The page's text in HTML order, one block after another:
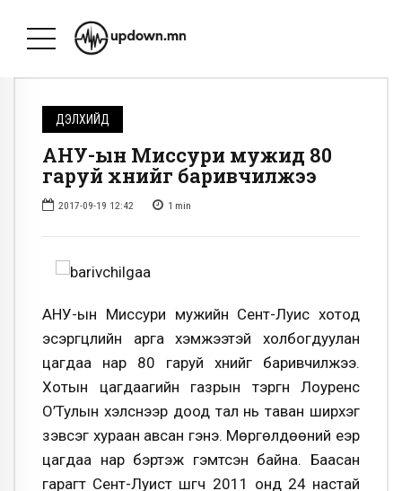
ДЭЛХИЙД
АНУ-ын Миссури мужид 80
гаруй хүнийг баривчилжээ
2017-09-19 12:42 1 min
АНУ-ын Миссури мужийн Сент-Луис хотод
эсэргүүцлийн арга хэмжээтэй холбогдуулан
цагдаа нар 80 гаруй хүнийг баривчилжээ.
Хотын цагдаагийн газрын тэргүүн Лоуренс
О’Тулын хэлснээр доод тал нь таван ширхэг
зэвсэг хураан авсан гэнэ. Мөргөлдөөний үеэр
цагдаа нар бэртэж гэмтсэн байна. Баасан
гарагт Сент-Луист шүүгч 2011 онд 24 настай